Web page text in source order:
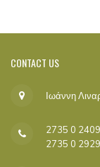
CONTACT US
Ιωάννη
2735 0
2735 0